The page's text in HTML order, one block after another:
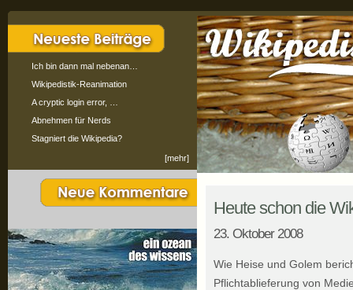
Ich bin dann mal nebenan…
Wikipedistik-Reanimation
A cryptic login error, …
Abnehmen für Nerds
Stagniert die Wikipedia?
[mehr]
Heute schon die
23. Oktober 2008
Wie Heise und Golem
Pflichtablieferung von